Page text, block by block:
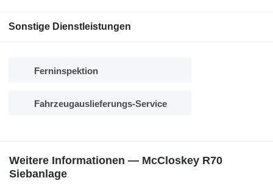
Sonstige Dienstleistungen
Ferninspektion
Fahrzeugauslieferungs-Service
Weitere Informationen — McCloskey R70
Siebanlage